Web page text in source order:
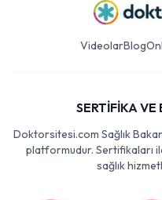
VideolarBlog
SERTİFİKA VE
Doktorsitesi.com Sağlık
platformudur. Sertifikaları
sağlık